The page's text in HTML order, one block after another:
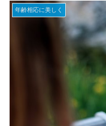
年齢相応に美しく